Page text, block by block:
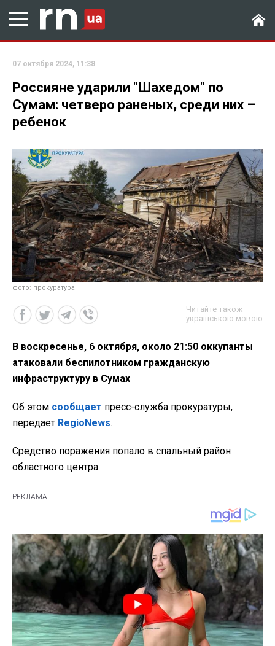
07 октября 2024, 11:38
Россияне ударили "Шахедом" по
Сумам: четверо раненых, среди них –
ребенок
фото: прокуратура
Читайте також
українською мовою
В воскресенье, 6 октября, около 21:50 оккупанты
атаковали беспилотником гражданскую
инфраструктуру в Сумах
Об этом сообщает пресс-служба прокуратуры,
передает RegioNews.
Средство поражения попало в спальный район
областного центра.